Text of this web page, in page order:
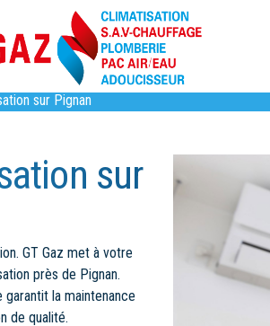
sur Pignan
sur
GT Gaz met à votre
près de Pignan.
la maintenance
de qualité.